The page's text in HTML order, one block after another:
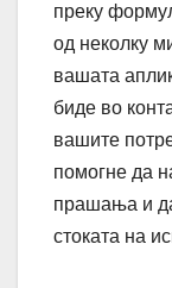
преку
од неколку
вашата
биде во
вашите
помогне да
прашања и
стоката на